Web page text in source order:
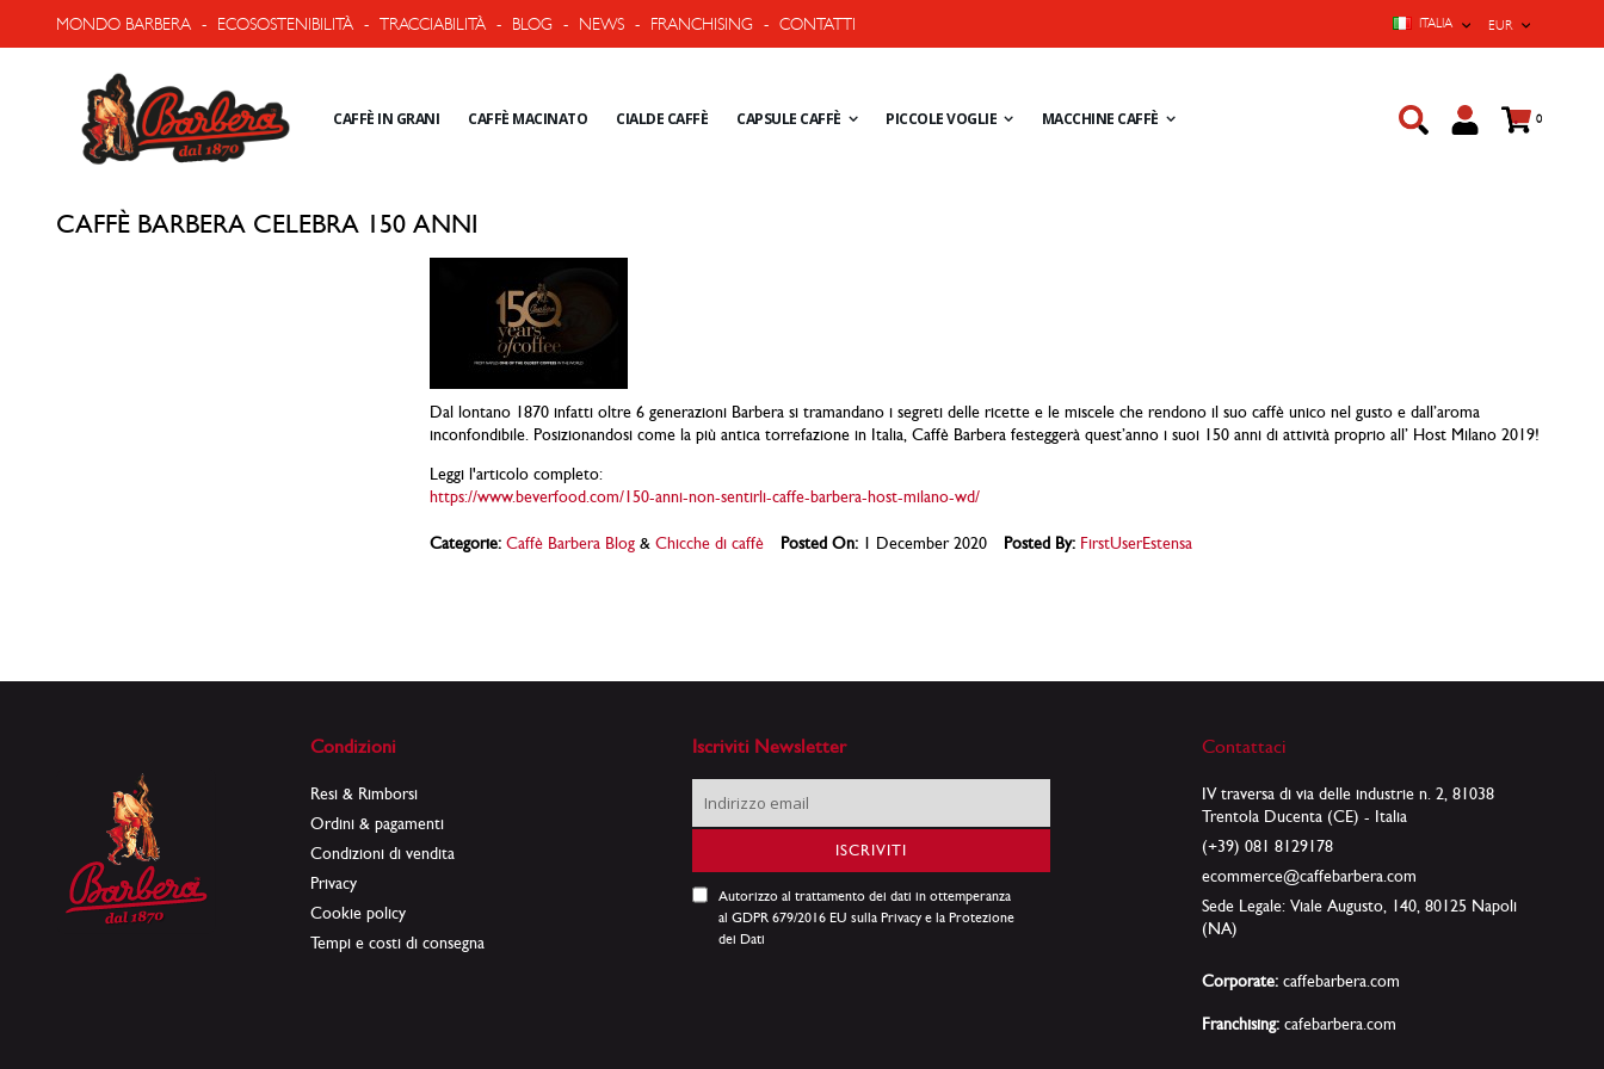
MONDO BARBERA - ECOSOSTENIBILITÀ - TRACCIABILITÀ - BLOG - NEWS - FRANCHISING - CONTATTI
EUR
ITALIA
CAFFÈ IN GRANI CAFFÈ MACINATO CIALDE CAFFÈ CAPSULE CAFFÈ PICCOLE VOGLIE MACCHINE CAFFÈ Cart
0prodotti
CAFFÈ BARBERA CELEBRA 150 ANNI
Dal lontano 1870 infatti oltre 6 generazioni Barbera si tramandano i segreti delle ricette e le miscele che rendono il suo caffè unico nel gusto e dall’aroma
inconfondibile. Posizionandosi come la più antica torrefazione in Italia, Caffè Barbera festeggerà quest’anno i suoi 150 anni di attività proprio all’ Host Milano 2019!
Leggi l'articolo completo:
https://www.beverfood.com/150-anni-non-sentirli-caffe-barbera-host-milano-wd/
Categorie: Caffè Barbera Blog& Chicche di caffè Posted On:1 December 2020 Posted By: FirstUserEstensa
Condizioni
Resi & Rimborsi
Ordini & pagamenti
Condizioni di vendita
Privacy
Cookie policy
Tempi e costi di consegna
Iscriviti Newsletter
Iscriviti
alla
ISCRIVITI
Autorizzo al trattamento dei dati in ottemperanza
al GDPR 679/2016 EU sulla Privacy e la Protezione
dei Dati
Contattaci
IV traversa di via delle industrie n. 2, 81038
Trentola Ducenta (CE) - Italia
(+39) 081 8129178
ecommerce@caffebarbera.com
Sede Legale: Viale Augusto, 140, 80125 Napoli
(NA)
Corporate: caffebarbera.com
Franchising: cafebarbera.com